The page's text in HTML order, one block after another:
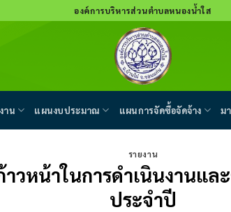
องค์การบริหารส่วนตำบลหนองน้ำใส
าน แผนงบประมาณ แผนการจัดซื้อจัดจ้าง ม
รายงาน
วหน้าในการดำเนินงานแล
ประจำปี